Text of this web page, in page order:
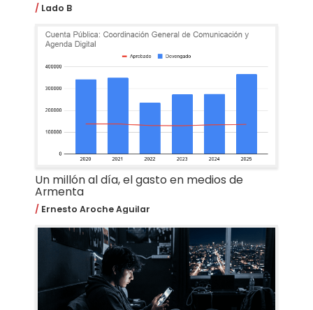
Lado B
Un millón al día, el gasto en medios de
Armenta
Ernesto Aroche Aguilar